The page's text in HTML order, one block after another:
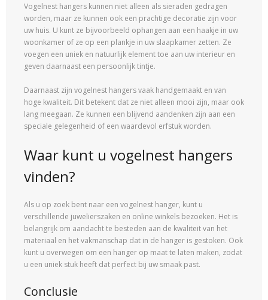
Vogelnest hangers kunnen niet alleen als sieraden gedragen
worden, maar ze kunnen ook een prachtige decoratie zijn voor
uw huis. U kunt ze bijvoorbeeld ophangen aan een haakje in uw
woonkamer of ze op een plankje in uw slaapkamer zetten. Ze
voegen een uniek en natuurlijk element toe aan uw interieur en
geven daarnaast een persoonlijk tintje.
Daarnaast zijn vogelnest hangers vaak handgemaakt en van
hoge kwaliteit. Dit betekent dat ze niet alleen mooi zijn, maar ook
lang meegaan. Ze kunnen een blijvend aandenken zijn aan een
speciale gelegenheid of een waardevol erfstuk worden.
Waar kunt u vogelnest hangers
vinden?
Als u op zoek bent naar een vogelnest hanger, kunt u
verschillende juwelierszaken en online winkels bezoeken. Het is
belangrijk om aandacht te besteden aan de kwaliteit van het
materiaal en het vakmanschap dat in de hanger is gestoken. Ook
kunt u overwegen om een hanger op maat te laten maken, zodat
u een uniek stuk heeft dat perfect bij uw smaak past.
Conclusie